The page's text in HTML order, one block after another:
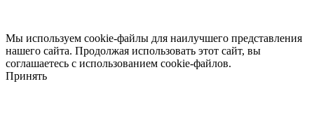
Мы используем cookie-файлы для наилучшего представления
нашего сайта. Продолжая использовать этот сайт, вы
соглашаетесь с использованием cookie-файлов.
Принять